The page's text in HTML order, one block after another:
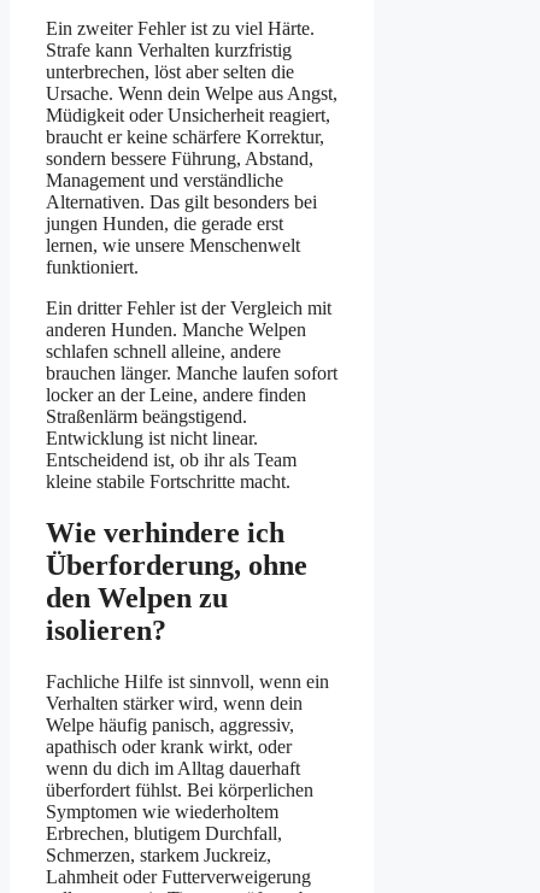
Ein zweiter Fehler ist zu viel Härte.
Strafe kann Verhalten kurzfristig
unterbrechen, löst aber selten die
Ursache. Wenn dein Welpe aus Angst,
Müdigkeit oder Unsicherheit reagiert,
braucht er keine schärfere Korrektur,
sondern bessere Führung, Abstand,
Management und verständliche
Alternativen. Das gilt besonders bei
jungen Hunden, die gerade erst
lernen, wie unsere Menschenwelt
funktioniert.
Ein dritter Fehler ist der Vergleich mit
anderen Hunden. Manche Welpen
schlafen schnell alleine, andere
brauchen länger. Manche laufen sofort
locker an der Leine, andere finden
Straßenlärm beängstigend.
Entwicklung ist nicht linear.
Entscheidend ist, ob ihr als Team
kleine stabile Fortschritte macht.
Wie verhindere ich
Überforderung, ohne
den Welpen zu
isolieren?
Fachliche Hilfe ist sinnvoll, wenn ein
Verhalten stärker wird, wenn dein
Welpe häufig panisch, aggressiv,
apathisch oder krank wirkt, oder
wenn du dich im Alltag dauerhaft
überfordert fühlst. Bei körperlichen
Symptomen wie wiederholtem
Erbrechen, blutigem Durchfall,
Schmerzen, starkem Juckreiz,
Lahmheit oder Futterverweigerung